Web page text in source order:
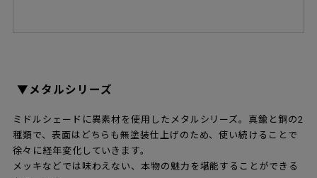
▼メタルシリーズ
ミドルシェードに異素材を使用したメタルシリーズ。真鍮と銅の2
種類で、表面はどちらも無塗装仕上げのため、使い続けることで
徐々に経年変化していきます。
メッキなどでは味わえない、本物の魅力を堪能することができる